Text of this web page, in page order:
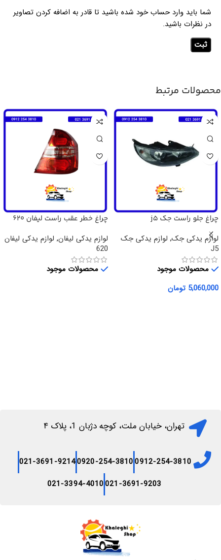
شما باید وارد حساب خود شده باشید تا قادر به اضافه کردن تصاویر
در نظرات باشید.
محصولات مرتبط
چراغ جلو راست جک j5
لوازم یدکی جک, لوازم یدکی جک
J5
محصولات موجود
5,060,000 تومان
چراغ خطر عقب راست لیفان 620
لوازم یدکی لیفان, لوازم یدکی لیفان
620
محصولات موجود
تهران، خیابان ملت، کوچه دژبان 1، پلاک ۴
0912-254-3810
0920-254-3810
021-3691-9214
021-3691-9203
021-3394-4010